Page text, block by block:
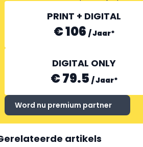
PRINT + DIGITAL
€ 106 /Jaar*
DIGITAL ONLY
€ 79.5 /Jaar*
Word nu premium partner
artikels